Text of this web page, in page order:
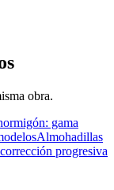
obra.
gama
Almohadillas
progresiva